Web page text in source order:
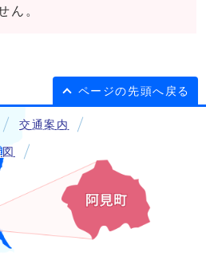
ん。
ページの先頭へ戻る
交通案内